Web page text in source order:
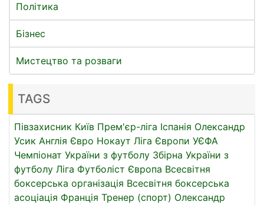
Політика
Бізнес
Мистецтво та розваги
TAGS
Півзахисник Київ Прем'єр-ліга Іспанія Олександр
Усик Англія Євро Нокаут Ліга Європи УЄФА
Чемпіонат України з футболу Збірна України з
футболу Ліга Футболіст Європа Всесвітня
боксерська організація Всесвітня боксерська
асоціація Франція Тренер (спорт) Олександр